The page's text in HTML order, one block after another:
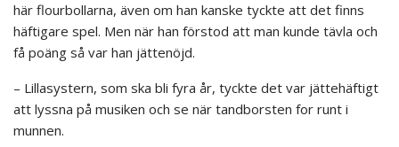
här flourbollarna, även om han kanske tyckte att det finns
häftigare spel. Men när han förstod att man kunde tävla och
få poäng så var han jättenöjd.
– Lillasystern, som ska bli fyra år, tyckte det var jättehäftigt
att lyssna på musiken och se när tandborsten for runt i
munnen.